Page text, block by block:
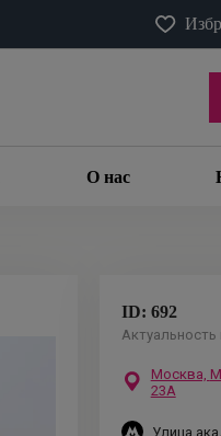
О нас
ID: 692
Москва,
23А
Улица